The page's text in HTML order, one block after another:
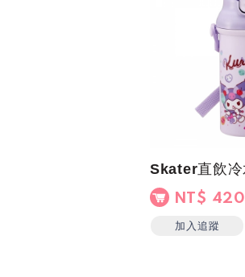
NT$ 420
加入追蹤